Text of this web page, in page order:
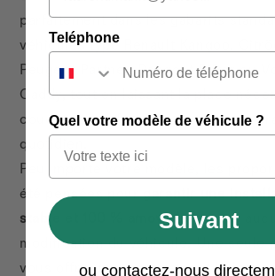
parfaitement dans les gabarits
véhicules type Renault Kangoo,
Peugeot Partner, Peugeot Rifter ou
Caddy, tout en laissant la place
couchage confortable et un usage
quotidien.
Peu importe votre modèle, les
été pensées pourgarantir une
stable et 100 % amovible— sans
modification du véhicule. Une seule
vous offrir un aménagement
Teléphone
Quel votre modèle de véhicule ?
Suivant
ou contactez-nous